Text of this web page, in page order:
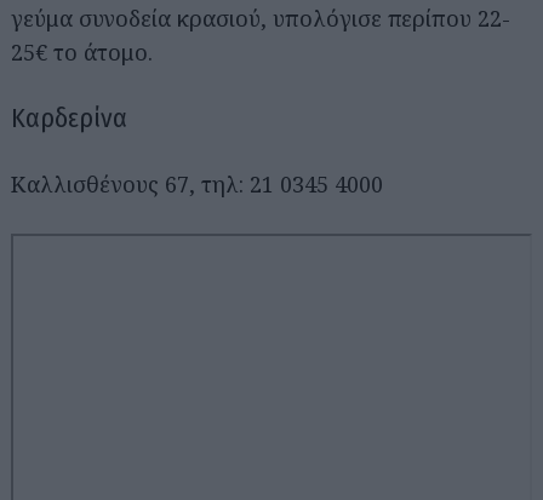
γεύμα συνοδεία κρασιού, υπολόγισε περίπου 22-
25€ το άτομο.
Καρδερίνα
Καλλισθένους 67, τηλ: 21 0345 4000